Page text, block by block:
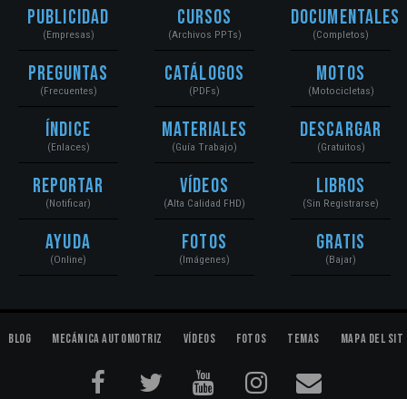
Publicidad
(Empresas)
Preguntas
(Frecuentes)
Índice
(Enlaces)
Reportar
(Notificar)
Ayuda
(Online)
Cursos
(Archivos PPTs)
Catálogos
(PDFs)
Materiales
(Guía Trabajo)
Vídeos
(Alta Calidad FHD)
Fotos
(Imágenes)
Documentales
(Completos)
Motos
(Motocicletas)
Descargar
(Gratuitos)
Libros
(Sin Registrarse)
Gratis
(Bajar)
Blog Mecánica Automotriz Vídeos Fotos Temas Mapa del